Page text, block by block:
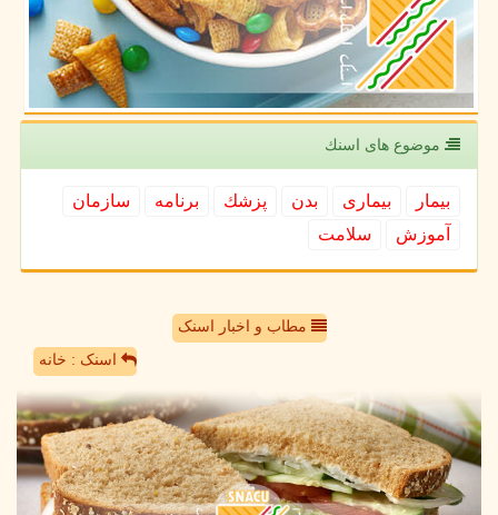
موضوع های اسنك
بیمار بیماری بدن پزشك برنامه
سازمان
آموزش
سلامت
مطاب و اخبار اسنک
اسنک : خانه